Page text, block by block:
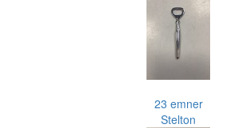
23 emner
Stelton